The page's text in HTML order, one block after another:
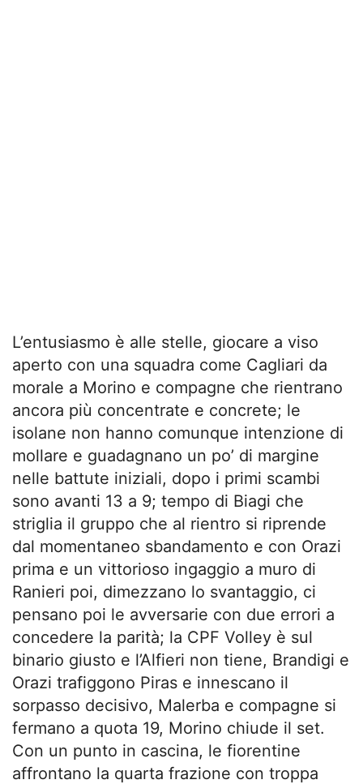
L’entusiasmo è alle stelle, giocare a viso
aperto con una squadra come Cagliari da
morale a Morino e compagne che rientrano
ancora più concentrate e concrete; le
isolane non hanno comunque intenzione di
mollare e guadagnano un po’ di margine
nelle battute iniziali, dopo i primi scambi
sono avanti 13 a 9; tempo di Biagi che
striglia il gruppo che al rientro si riprende
dal momentaneo sbandamento e con Orazi
prima e un vittorioso ingaggio a muro di
Ranieri poi, dimezzano lo svantaggio, ci
pensano poi le avversarie con due errori a
concedere la parità; la CPF Volley è sul
binario giusto e l’Alfieri non tiene, Brandigi e
Orazi trafiggono Piras e innescano il
sorpasso decisivo, Malerba e compagne si
fermano a quota 19, Morino chiude il set.
Con un punto in cascina, le fiorentine
affrontano la quarta frazione con troppa